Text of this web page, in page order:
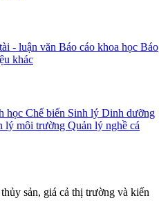
- luận văn Báo cáo khoa học Báo
khác
học Chế biến Sinh lý Dinh dưỡng
lý môi trường Quản lý nghề cá
sản, giá cả thị trường và kiến